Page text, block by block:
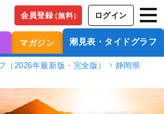
会員登録（無料） ログイン
マガジン 潮見表・タイドグラフ
（2026年最新版・完全版）
静岡県